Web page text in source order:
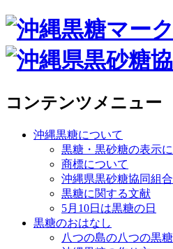
コンテンツメニュー
沖縄黒糖について
黒糖・黒砂糖の表示
商標について
沖縄県黒砂糖協同組
黒糖に関する文献
5月10日は黒糖の日
黒糖のおはなし
八つの島の八つの黒糖